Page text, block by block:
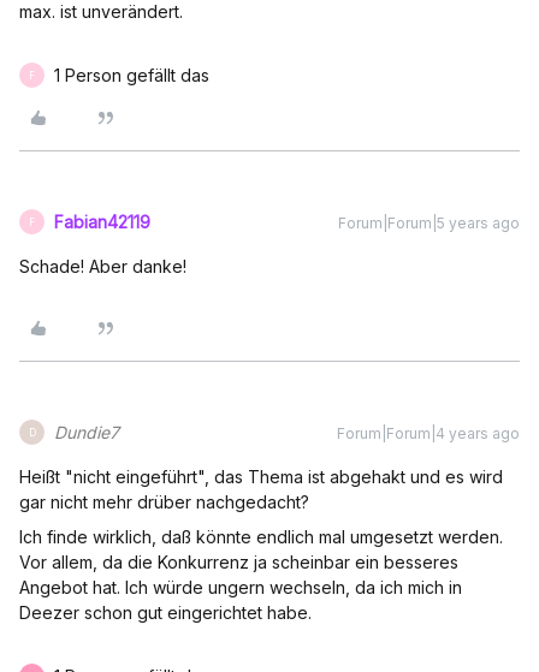
max. ist unverändert.
F 1 Person gefällt das
F Fabian42119 Forum|Forum|5 years ago
Schade! Aber danke!
D Dundie7 Forum|Forum|4 years ago
Heißt "nicht eingeführt", das Thema ist abgehakt und es wird
gar nicht mehr drüber nachgedacht?
Ich finde wirklich, daß könnte endlich mal umgesetzt werden.
Vor allem, da die Konkurrenz ja scheinbar ein besseres
Angebot hat. Ich würde ungern wechseln, da ich mich in
Deezer schon gut eingerichtet habe.